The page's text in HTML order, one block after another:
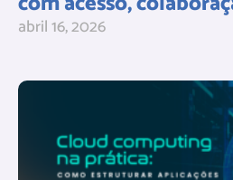
abril 16, 2026